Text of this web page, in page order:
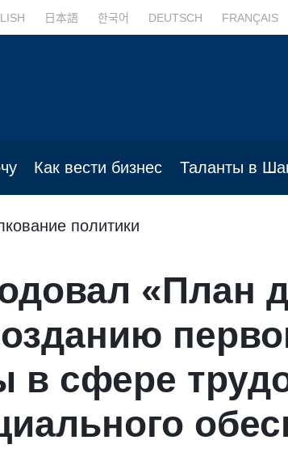
日本語 한국어 DEUTSCH FRANÇAIS
Как вести бизнес Таланты в
политики
«План
в сфере